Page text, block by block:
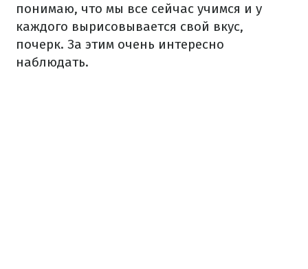
понимаю, что мы все сейчас учимся и у
каждого вырисовывается свой вкус,
почерк. За этим очень интересно
наблюдать.